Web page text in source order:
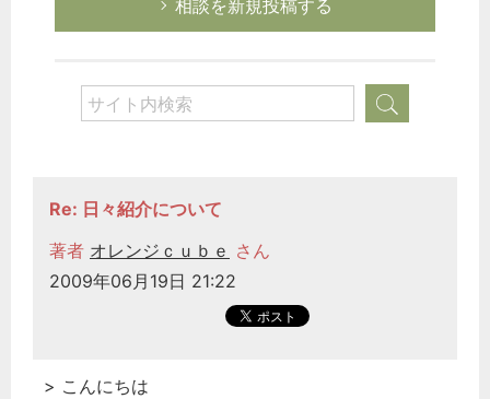
相談を新規投稿する
Re: 日々紹介について
著者 オレンジｃｕｂｅ さん
2009年06月19日 21:22
> こんにちは